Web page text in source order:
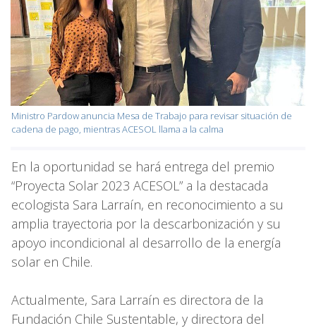
Ministro Pardow anuncia Mesa de Trabajo para revisar situación de
cadena de pago, mientras ACESOL llama a la calma
En la oportunidad se hará entrega del premio
“Proyecta Solar 2023 ACESOL” a la destacada
ecologista Sara Larraín, en reconocimiento a su
amplia trayectoria por la descarbonización y su
apoyo incondicional al desarrollo de la energía
solar en Chile.
Actualmente, Sara Larraín es directora de la
Fundación Chile Sustentable, y directora del